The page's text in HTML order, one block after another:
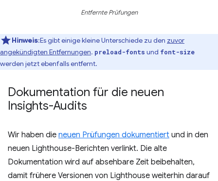
Entfernte Prüfungen
Hinweis:Es gibt einige kleine Unterschiede zu den zuvor
angekündigten Entfernungen. preload-fonts und font-size
werden jetzt ebenfalls entfernt.
Dokumentation für die neuen
Insights-Audits
Wir haben die neuen Prüfungen dokumentiert und in den
neuen Lighthouse-Berichten verlinkt. Die alte
Dokumentation wird auf absehbare Zeit beibehalten,
damit frühere Versionen von Lighthouse weiterhin darauf